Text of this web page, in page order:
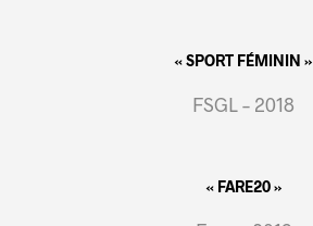
« SPORT FÉMININ »
FSGL – 2018
« FARE20 »